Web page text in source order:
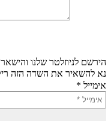
לניוזלטר שלנו והישאר
את השדה הזה ריק
*